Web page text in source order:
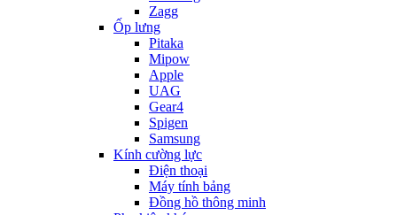
Zagg
Ốp lưng
Pitaka
Mipow
Apple
UAG
Gear4
Spigen
Samsung
Kính cường lực
Điện thoại
Máy tính bảng
Đồng hồ thông minh